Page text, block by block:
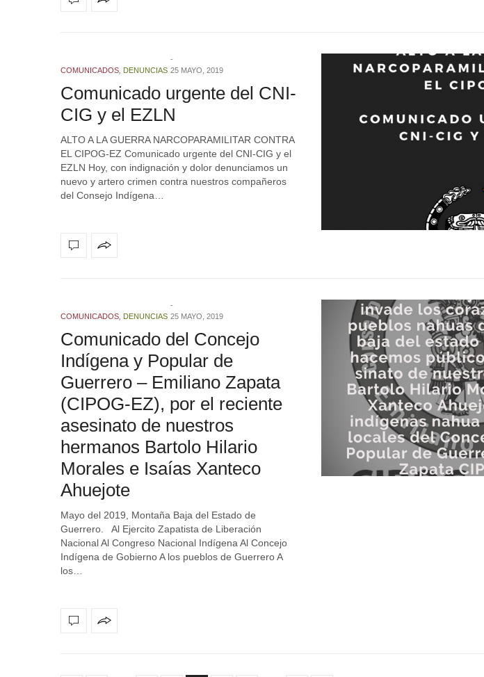
COMUNICADOS DENUNCIAS 25 MAYO, 2019
Comunicado urgente del CNI-
CIG y el EZLN
ALTO A LA GUERRA NARCOPARAMILITAR CONTRA
EL CIPOG-EZ Comunicado urgente del CNI-CIG y el
EZLN Hoy, con indignación y dolor denunciamos un
nuevo y artero crimen contra nuestros compañeros
del Consejo Indígena…
COMUNICADOS DENUNCIAS 25 MAYO, 2019
Comunicado del Concejo
Indígena y Popular de
Guerrero – Emiliano Zapata
(CIPOG-EZ), por el reciente
asesinato de nuestros
hermanos Bartolo Hilario
Morales e Isaías Xanteco
Ahuejote
Mayo del 2019, Montaña Baja del Estado de
Guerrero. Al Ejercito Zapatista de Liberación
Nacional Al Congreso Nacional Indígena Al Concejo
Indígena de Gobierno A los pueblos de Guerrero A
los…